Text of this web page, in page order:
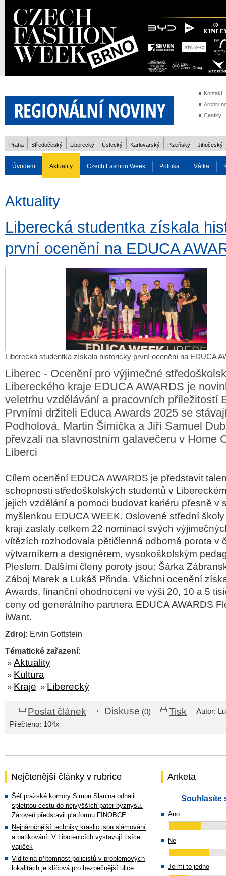
Kontakt
Archiv
Ceníky
Praha Středočeský Liberecký Ústecký Karlovarský Plzeňský Jihočeský
Úvodem Aktuality Czech Fashion Week Politika Válka
Aktuality
Liberecká studentka získala
první ocenění na EDUCA
Liberecká studentka získala historicky první ocenění na EDUCA
Liberec - Ocenění pro výjimečné
Libereckého kraje EDUCA AWARDS je
veletrhu vzdělávání a pracovních příležitostí
Prvními držiteli Educa Awards 2025 se
Podholová, Martin Šimička a Jiří Samuel
převzali na slavnostním galavečeru v Home
Liberci
Cílem ocenění EDUCA AWARDS je představit
schopnosti středoškolských studentů v
jejich vzdělání a pomoci budovat kariéru přesně v
myšlenkou EDUCA WEEK. Oslovené střední
kraji zaslaly celkem 22 nominací svých
vítězích rozhodovala pětičlenná odborná porota v
výtvarníkem a designérem, vysokoškolským
Pleslem. Dalšími členy poroty jsou: Šárka
Záboj Marek a Lukáš Přinda. Všichni ocenění
Awards, finanční ohodnocení ve výši 20, 10 a 5
ceny od generálního partnera EDUCA AWARDS
iWant.
Zdroj: Ervin Gottstein
Tématické zařazení:
» Aktuality
» Kultura
» Kraje » Liberecký
Poslat článek Diskuse (0) Tisk
Autor:
Přečteno: 104x
Nejčtenější články v rubrice
Šéf pražské komory Simon Slanina odhalil
spletitou cestu do nejvyšších pater byznysu.
Zároveň představil platformu FINOBCE.
Nejnáročnější techniky kraslic jsou slámování
a batikování. V Libotenicích vystavují tisíce
vajíček
Viditelná přítomnost policistů v problémových
lokalitách je klíčová pro bezpečnější ulice
Anketa
Souhlasíte
Ano
Ne
Je mi to jedno